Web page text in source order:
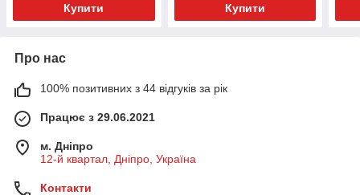
Купити Купити
Про нас
100% позитивних з 44 відгуків за рік
Працює з 29.06.2021
м. Дніпро
12-й квартал, Дніпро, Україна
Контакти